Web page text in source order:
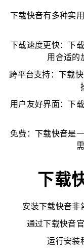
下载快音有多种实
下载速度更快：下
用合适的
跨平台支持：下载
用户友好界面：下
免费：下载快音是
下载
安装下载快音非
通过下载快音
运行安装